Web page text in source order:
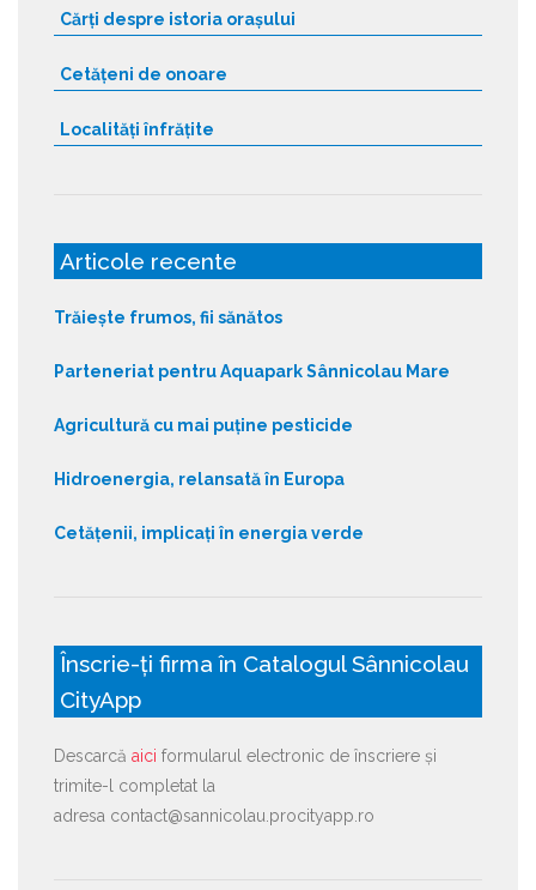
Cărți despre istoria orașului
Cetățeni de onoare
Localități înfrățite
Articole recente
Trăiește frumos, fii sănătos
Parteneriat pentru Aquapark Sânnicolau Mare
Agricultură cu mai puține pesticide
Hidroenergia, relansată în Europa
Cetățenii, implicați în energia verde
Înscrie-ți firma în Catalogul Sânnicolau
CityApp
Descarcă aici formularul electronic de înscriere și
trimite-l completat la
adresa contact@sannicolau.procityapp.ro